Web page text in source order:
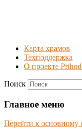
Карта храмов
Техподдержка
О проекте
Серпухов
Поиск
Главное меню
Перейти к основному